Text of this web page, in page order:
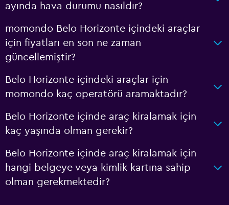
ayında hava durumu nasıldır?
momondo Belo Horizonte içindeki araçlar
için fiyatları en son ne zaman
güncellemiştir?
Belo Horizonte içindeki araçlar için
momondo kaç operatörü aramaktadır?
Belo Horizonte içinde araç kiralamak için
kaç yaşında olman gerekir?
Belo Horizonte içinde araç kiralamak için
hangi belgeye veya kimlik kartına sahip
olman gerekmektedir?